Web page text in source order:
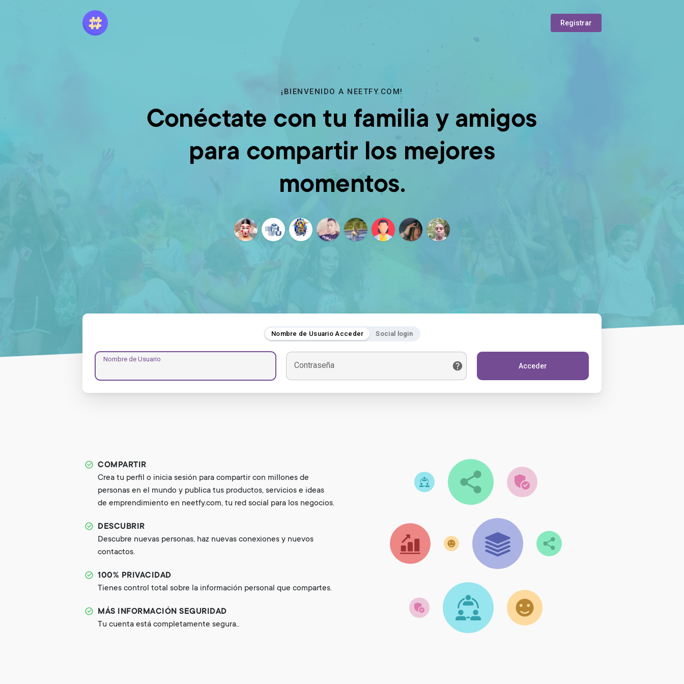
Registrar
¡BIENVENIDO A NEETFY.COM!
Conéctate con tu familia y amigos
para compartir los mejores
momentos.
Nombre de Usuario Acceder Social login
Nombre de Usuario
Contraseña Acceder
COMPARTIR
Crea tu perfil o inicia sesión para compartir con millones de
personas en el mundo y publica tus productos, servicios e ideas
de emprendimiento en neetfy.com, tu red social para los negocios.
DESCUBRIR
Descubre nuevas personas, haz nuevas conexiones y nuevos
contactos.
100% PRIVACIDAD
Tienes control total sobre la información personal que compartes.
MÁS INFORMACIÓN SEGURIDAD
Tu cuenta está completamente segura..